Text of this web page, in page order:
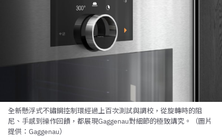
全新懸浮式不鏽鋼控制環經過上百次測試與調校，從旋轉時的阻
尼、手感到操作回饋，都展現Gaggenau對細節的極致講究。（圖片
提供：Gaggenau）